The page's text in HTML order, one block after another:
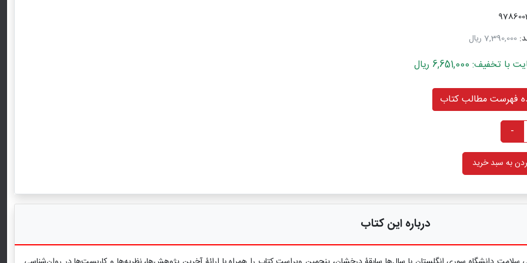
7,390,000 ریال
6,651,000 ریال
فهرست مطالب کتاب
-
به سبد خرید
درباره این کتاب